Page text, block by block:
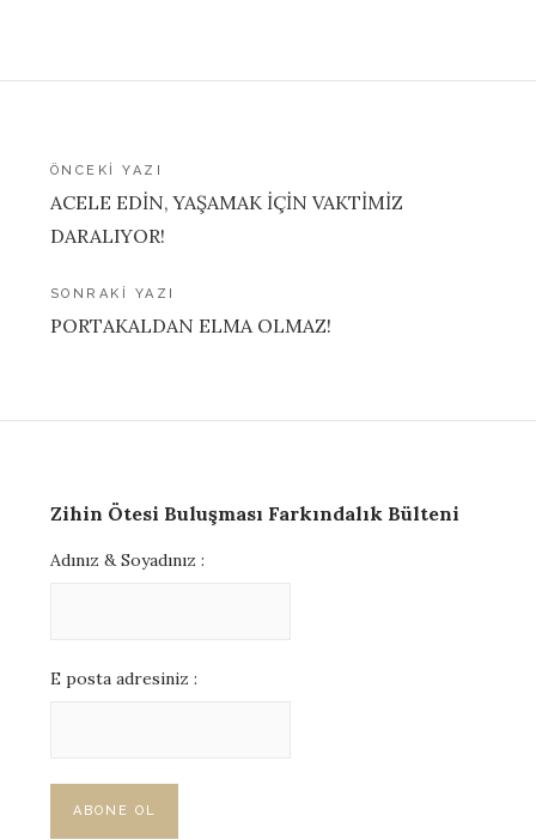
Yazı
gezinmesi
ÖNCEKI YAZI
ACELE EDİN, YAŞAMAK İÇİN VAKTİMİZ
DARALIYOR!
SONRAKI YAZI
PORTAKALDAN ELMA OLMAZ!
Zihin Ötesi Buluşması Farkındalık Bülteni
Adınız & Soyadınız :
E posta adresiniz :